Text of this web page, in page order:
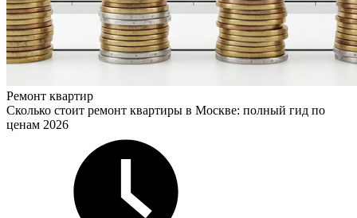
Ремонт квартир
Сколько стоит ремонт квартиры в Москве: полный гид по
ценам 2026